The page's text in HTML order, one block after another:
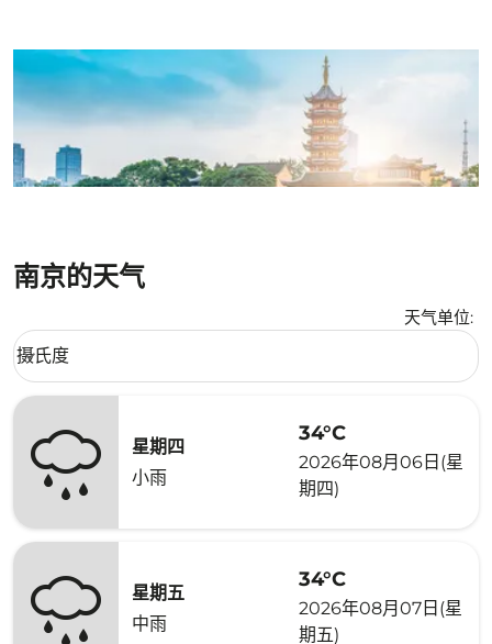
南京的天气
天气单位:
Weather unit option 摄氏度 Selected
摄氏度
keyboard_arrow_down
星期四
小雨
34°C
2026年08月06日(星
期四)
星期五
中雨
34°C
2026年08月07日(星
期五)